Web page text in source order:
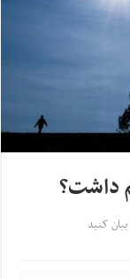
داشت؟
کنید